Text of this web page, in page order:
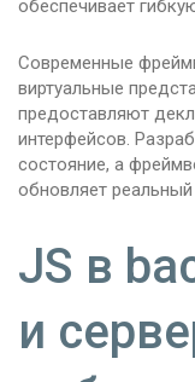
обеспечивает
Современные
виртуальные
предоставляют
интерфейсов.
состояние, а
обновляет реальный
JS в
и